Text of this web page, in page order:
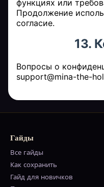
функциях или
Продолжение
согласие.
13.
Вопросы о
support@mina-the-
Гайды
Все гайды
Как сохранить
Гайд для новичков